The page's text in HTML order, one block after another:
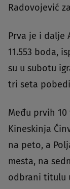
Radovojević
Prva je i dalje
11.553 boda,
su u subotu
tri seta
Među prvih
Kineskinja
na peto, a
mesta, na
odbrani titulu